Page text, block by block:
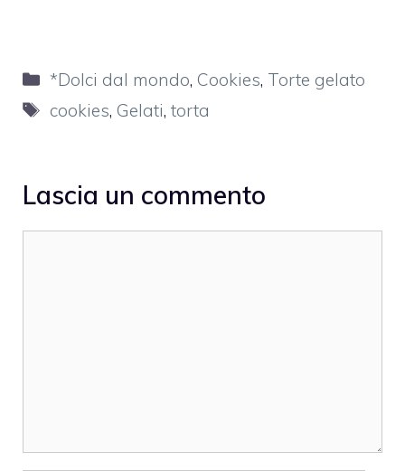
Categorie
*Dolci dal mondo, Cookies, Torte gelato
Tag
cookies, Gelati,torta
Lascia un commento